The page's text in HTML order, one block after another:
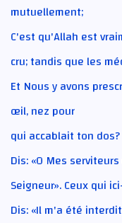
mutuellement;
C'est qu'Allah est
cru; tandis que les
Et Nous y avons
œil, nez pour
qui accablait ton dos?
Dis: «O Mes
Seigneur». Ceux qui
Dis: «Il m'a été